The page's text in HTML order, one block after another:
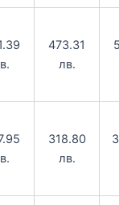
473.31
лв.
318.80
лв.